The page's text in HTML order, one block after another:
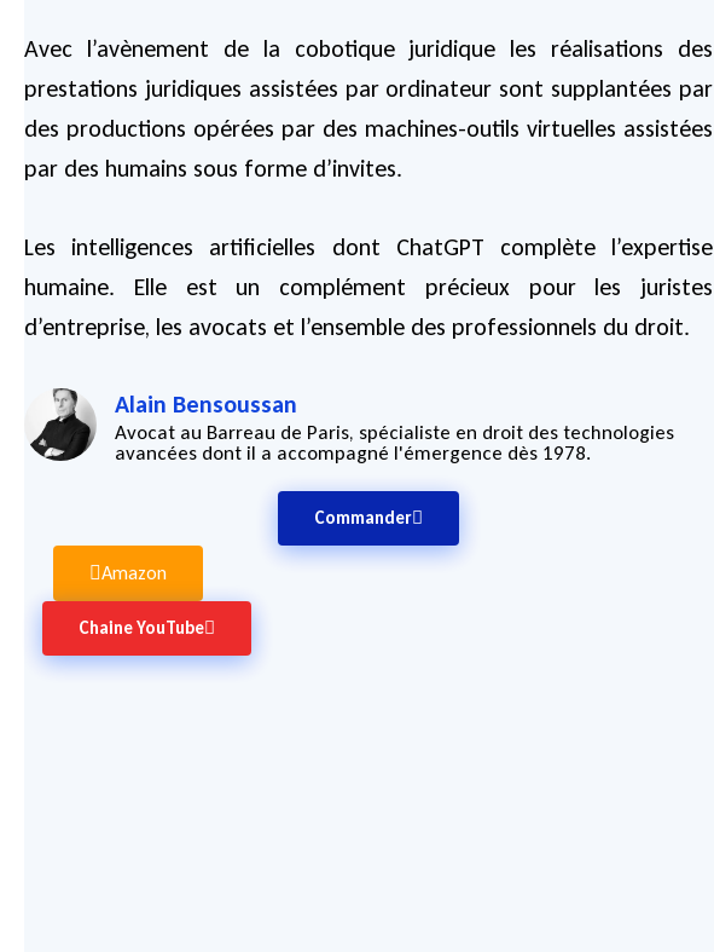
Avec l’avènement de la cobotique juridique les réalisations des
prestations juridiques assistées par ordinateur sont supplantées par
des productions opérées par des machines-outils virtuelles assistées
par des humains sous forme d’invites.
Les intelligences artificielles dont ChatGPT complète l’expertise
humaine. Elle est un complément précieux pour les juristes
d’entreprise, les avocats et l’ensemble des professionnels du droit.
Alain Bensoussan
Avocat au Barreau de Paris, spécialiste en droit des technologies
avancées dont il a accompagné l'émergence dès 1978.
Commander
Amazon
Chaine YouTube